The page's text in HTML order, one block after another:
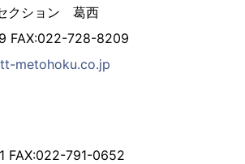
クション 葛西
FAX:022-728-8209
metohoku.co.jp
FAX:022-791-0652